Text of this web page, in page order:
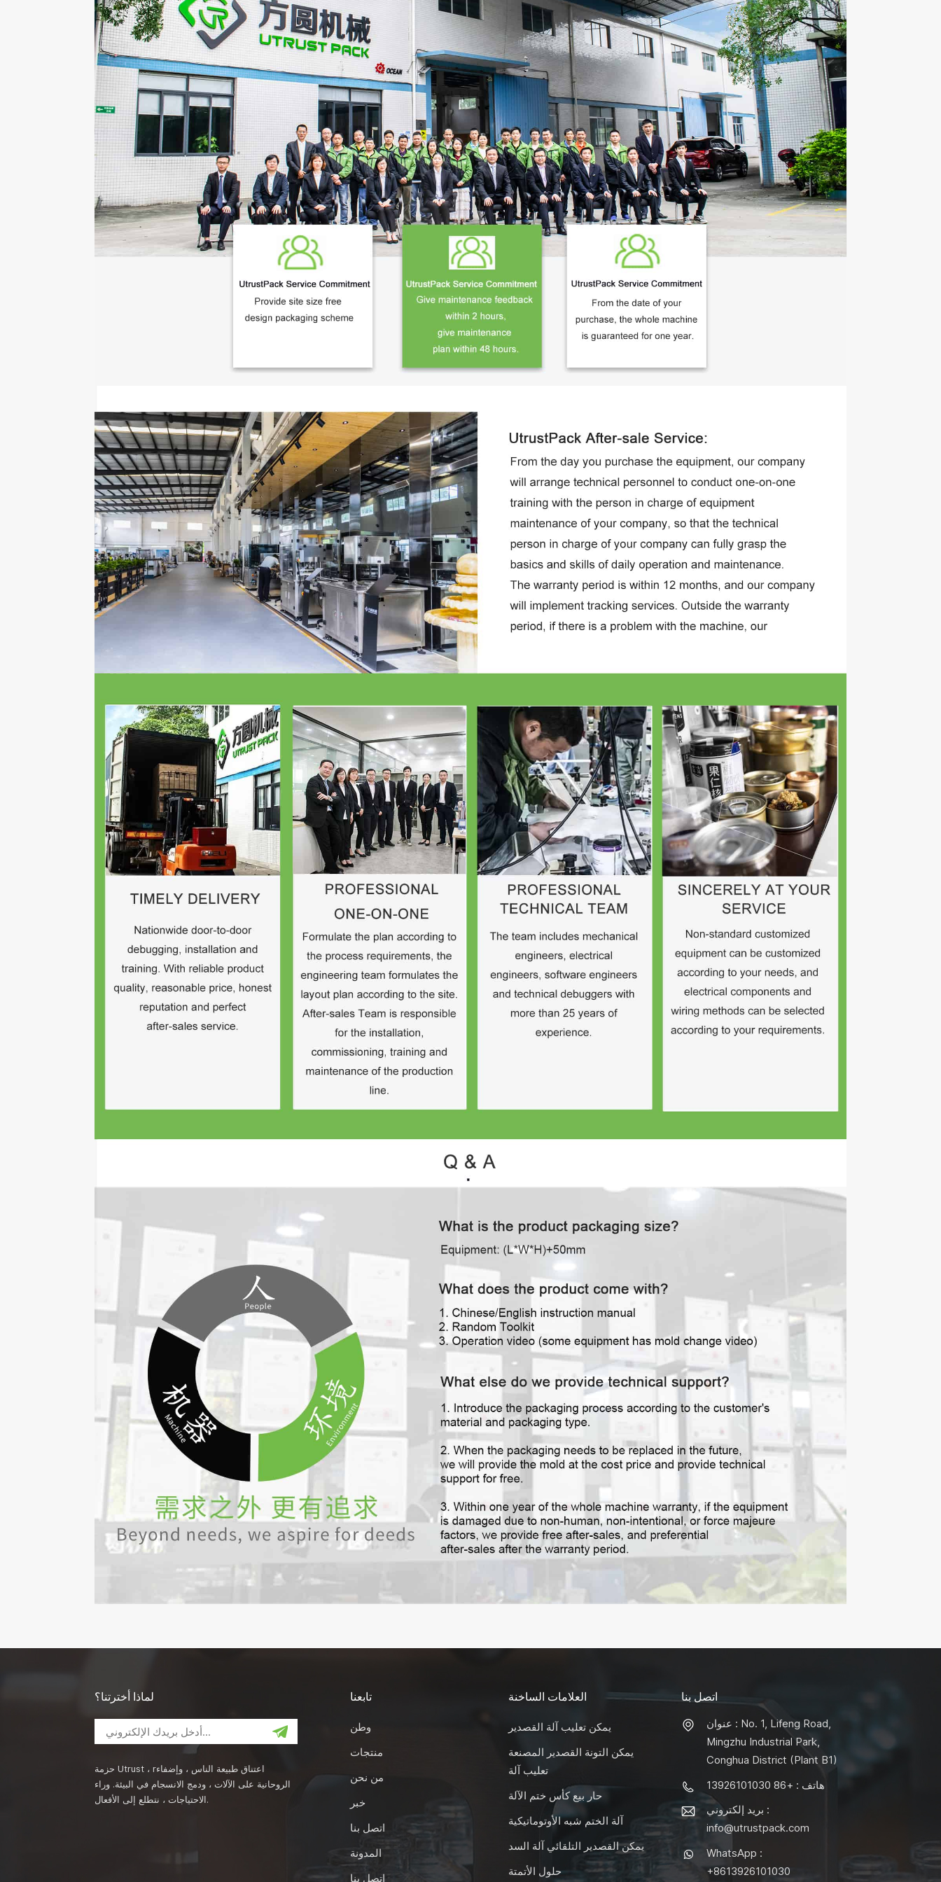
لماذا أخترتنا؟
حزمة Utrust ، rاعتناق طبيعة الناس ، وإضفاء
الروحانية على الآلات ، ودمج الانسجام في البيئة. وراء
الاحتياجات ، نتطلع إلى الأفعال.
تابعنا
وطن
منتجات
من نحن
خبر
اتصل بنا
المدونة
اتصل بنا
العلامات الساخنة
يمكن تعليب آلة القصدير
يمكن التونة القصدير المصنعة
تعليب آلة
حار بيع كأس ختم الآلة
آلة الختم شبه الأوتوماتيكية
يمكن القصدير التلقائي آلة السد
حلول الأتمتة
اتصل بنا
عنوان : No. 1, Lifeng Road,
Mingzhu Industrial Park,
Conghua District (Plant B1)
هاتف : +86 13926101030
بريد إلكتروني :
info@utrustpack.com
WhatsApp :
+8613926101030